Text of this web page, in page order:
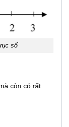
số
còn có rất